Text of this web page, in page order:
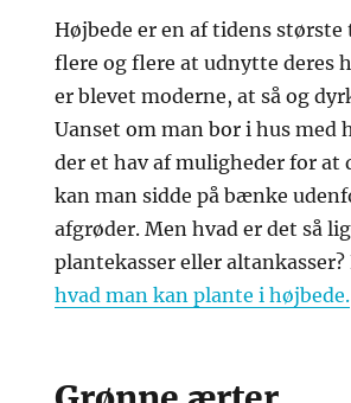
Højbede er en af tidens
flere og flere at udnytte deres
er blevet moderne, at så og
Uanset om man bor i hus med
der et hav af muligheder for at
kan man sidde på bænke
afgrøder. Men hvad er det så
plantekasser eller
hvad man kan plante i højbede.